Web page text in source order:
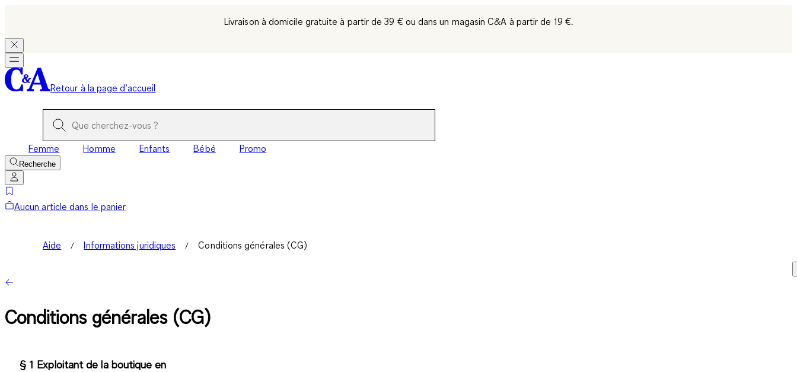
Livraison à domicile gratuite à partir de 39 €ou dans un magasin C&A à partir de 19 €.
Retour à la page d’accueil
Femme Homme Enfants Bébé Promo
Recherche
Aucun article dans le panier
Aide Informations juridiques Conditions générales (CG)
Conditions générales (CG)
§ 1 Exploitant de la boutique en